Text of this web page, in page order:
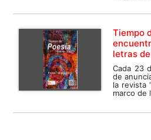
Tiempo
letras
Cada 23
de
la revista
marco de